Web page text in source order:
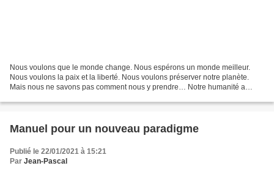
Nous voulons que le monde change. Nous espérons un monde meilleur.
Nous voulons la paix et la liberté. Nous voulons préserver notre planète.
Mais nous ne savons pas comment nous y prendre… Notre humanité a
Manuel pour un nouveau paradigme
Publié le 22/01/2021 à 15:21
Par Jean-Pascal